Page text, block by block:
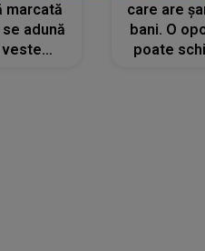
marcată
adună
care are
bani. O
poate